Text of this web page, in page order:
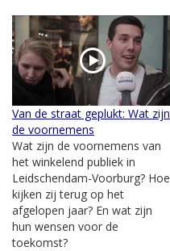
Van de straat geplukt: Wat zijn
de voornemens
Wat zijn de voornemens van
het winkelend publiek in
Leidschendam-Voorburg? Hoe
kijken zij terug op het
afgelopen jaar? En wat zijn
hun wensen voor de
toekomst?